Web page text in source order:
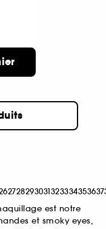
2728293031323334353637
est notre
et smoky eyes,